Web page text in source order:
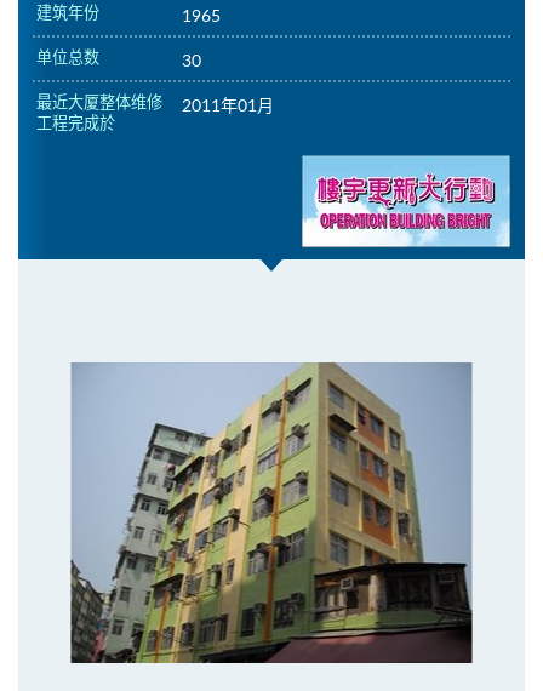
建筑年份 1965
单位总数 30
最近大厦整体维修
工程完成於
2011年01月